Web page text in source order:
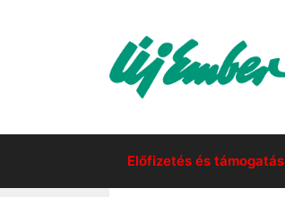
Előfizetés és támogatás